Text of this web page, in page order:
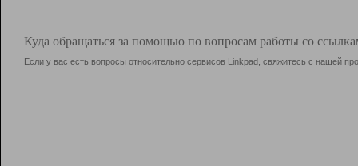
Куда обращаться за помощью по вопросам работы со
Если у вас есть вопросы относительно сервисов Linkpad, свяжитесь с нашей